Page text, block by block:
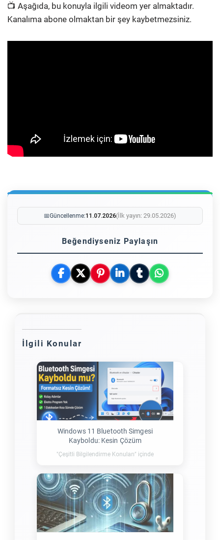
📺 Aşağıda, bu konuyla ilgili videom yer almaktadır.
Kanalıma abone olmaktan bir şey kaybetmezsiniz.
📅Güncellenme:11.07.2026(İlk yayın: 29.05.2026)
Beğendiyseniz Paylaşın
İlgili Konular
Windows 11 Bluetooth Simgesi
Kayboldu: Kesin Çözüm
"Çeşitli Bilgilendirme Konuları" içinde